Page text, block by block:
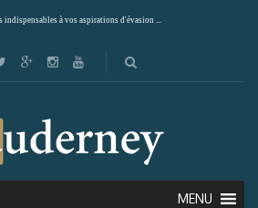
indispensables à vos aspirations d'évasion ...
MENU
Default sorting